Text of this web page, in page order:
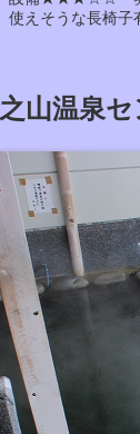
使えそうな長椅子
之山温泉